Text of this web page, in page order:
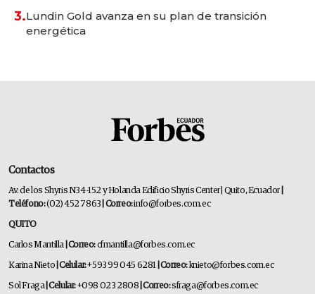
3.Lundin Gold avanza en su plan de transición
energética
Contactos
Av. de los Shyris N34-152 y Holanda Edificio Shyris Center | Quito, Ecuador
Teléfono:(02) 452 7863 | Correo:info@forbes.com.ec
QUITO
Carlos Mantilla | Correo:cfmantilla@forbes.com.ec
Karina Nieto | Celular:+593 99 045 6281 | Correo: knieto@forbes.com.ec
Sol Fraga | Celular:+098 023 2808 | Correo:sfraga@forbes.com.ec